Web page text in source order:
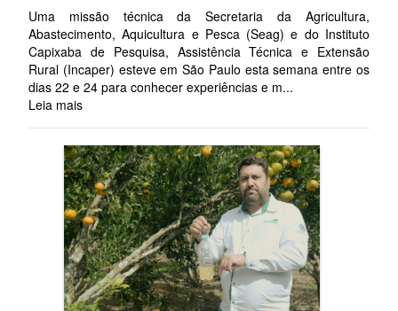
Uma missão técnica da Secretaria da Agricultura,
Abastecimento, Aquicultura e Pesca (Seag) e do Instituto
Capixaba de Pesquisa, Assistência Técnica e Extensão
Rural (Incaper) esteve em São Paulo esta semana entre os
dias 22 e 24 para conhecer experiências e m...
Leia mais